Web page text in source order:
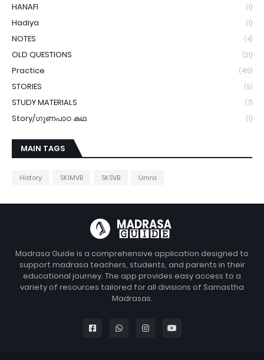
HANAFI (1)
Hadiya (1)
NOTES (4)
OLD QUESTIONS (21)
Practice (415)
STORIES (9)
STUDY MATERIALS (7)
Story/ഗുണപാഠ കഥ (1)
MAIN TAGS
History SKIMVB SKSVB Umra
Madrasa Guide is a comprehensive application designed to
support madrasa teachers, students, and parents in their
educational journey. The app provides easy access to a
variety of resources tailored for all divisions of Samastha
Madrasas.